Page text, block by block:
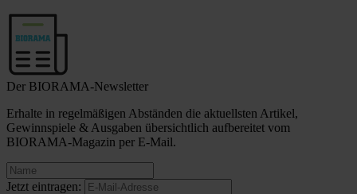
Der BIORAMA-Newsletter
Erhalte in regelmäßigen Abständen die aktuellsten Artikel,
Gewinnspiele & Ausgaben übersichtlich aufbereitet vom
BIORAMA-Magazin per E-Mail.
Jetzt eintragen: